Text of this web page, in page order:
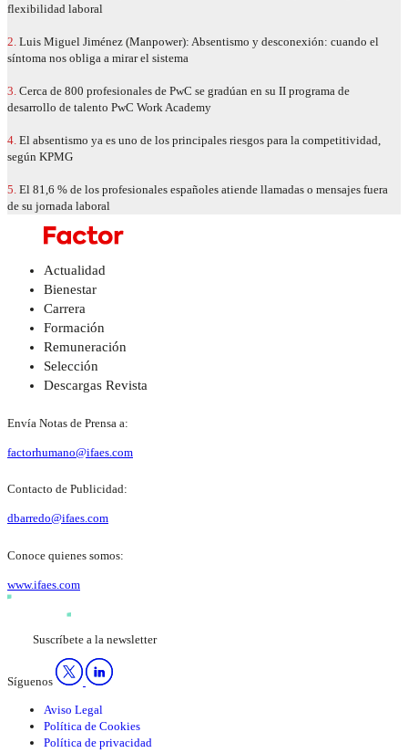
flexibilidad laboral
2. Luis Miguel Jiménez (Manpower): Absentismo y desconexión: cuando el
síntoma nos obliga a mirar el sistema
3. Cerca de 800 profesionales de PwC se gradúan en su II programa de
desarrollo de talento PwC Work Academy
4. El absentismo ya es uno de los principales riesgos para la competitividad,
según KPMG
5. El 81,6 % de los profesionales españoles atiende llamadas o mensajes fuera
de su jornada laboral
Actualidad
Bienestar
Carrera
Formación
Remuneración
Selección
Descargas Revista
Envía Notas de Prensa a:
factorhumano@ifaes.com
Contacto de Publicidad:
dbarredo@ifaes.com
Conoce quienes somos:
www.ifaes.com
Suscríbete a la newsletter
Síguenos
Aviso Legal
Política de Cookies
Política de privacidad